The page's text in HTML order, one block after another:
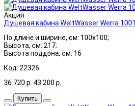
Акция
Душевая кабина WeltWasser Werra 1001
По длине и ширине, см: 100x100;
Высота, см: 217;
Высота поддона, см: 16
Код: 22326
36 720 р. 43 200 р.
Купить